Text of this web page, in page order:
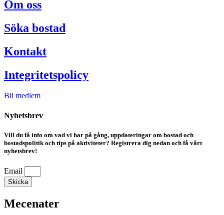
Om oss
Söka bostad
Kontakt
Integritetspolicy
Bli medlem
Nyhetsbrev
Vill du få info om vad vi har på gång, uppdateringar om bostad och
bostadspolitik och tips på aktiviteter? Registrera dig nedan och få vårt
nyhetsbrev!
Email
Skicka
Mecenater